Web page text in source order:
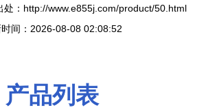
处：http://www.e855j.com/product/50.html
间：2026-08-08 02:08:52
产品列表